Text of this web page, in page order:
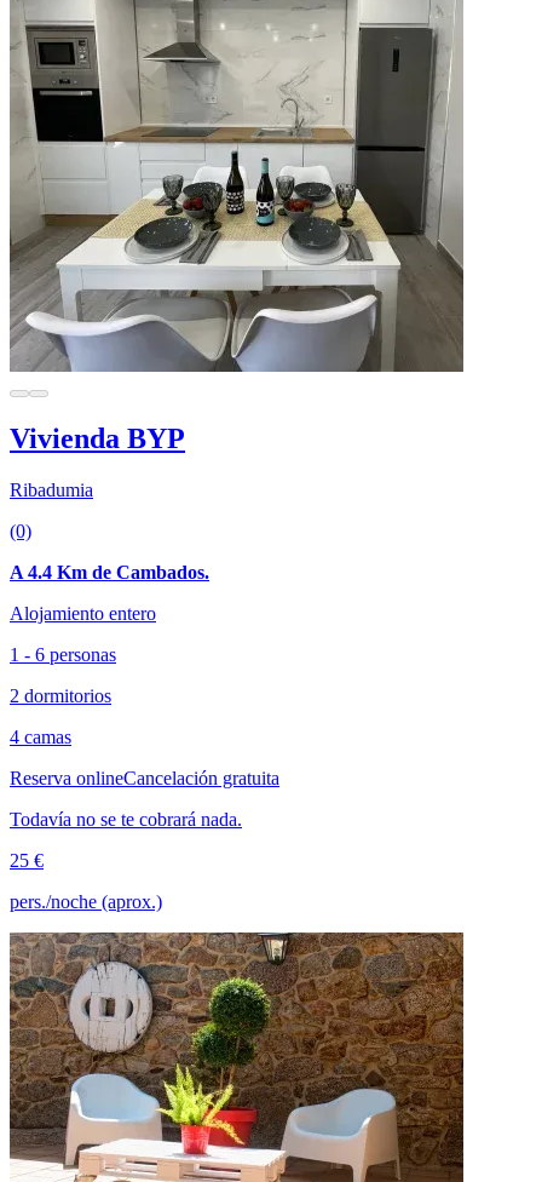
Vivienda BYP
Ribadumia
(0)
A 4.4 Km de Cambados.
Alojamiento entero
1 - 6 personas
2 dormitorios
4 camas
Reserva onlineCancelación gratuita
Todavía no se te cobrará nada.
25 €
pers./noche (aprox.)